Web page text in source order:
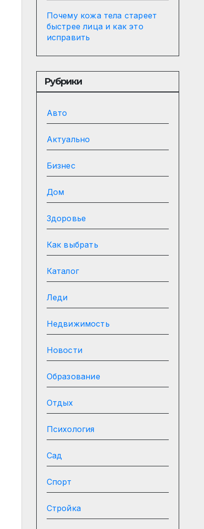
Почему кожа тела стареет
быстрее лица и как это
исправить
Рубрики
Авто
Актуально
Бизнес
Дом
Здоровье
Как выбрать
Каталог
Леди
Недвижимость
Новости
Образование
Отдых
Психология
Сад
Спорт
Стройка